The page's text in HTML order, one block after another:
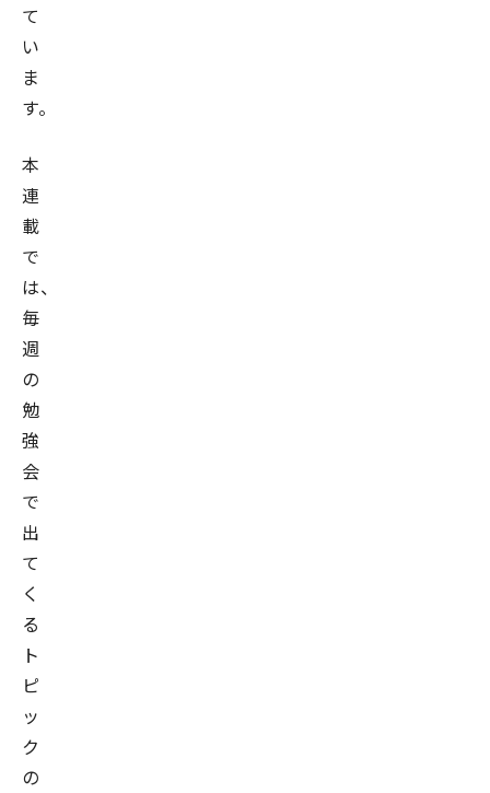
て
い
ま
す。
本
連
載
で
は、
毎
週
の
勉
強
会
で
出
て
く
る
ト
ピ
ッ
ク
の